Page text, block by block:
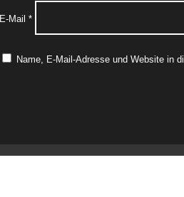
E-Mail*
Name, E-Mail-Adresse und Website in